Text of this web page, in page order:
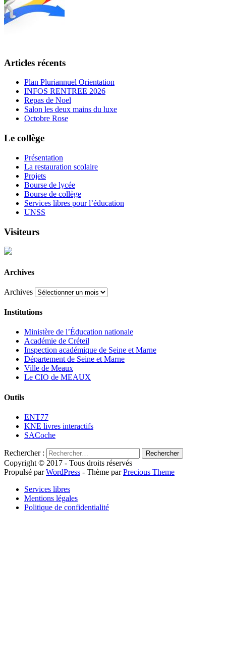
Articles récents
Plan Pluriannuel Orientation
INFOS RENTREE 2026
Repas de Noel
Salon les deux mains du luxe
Octobre Rose
Le collège
Présentation
La restauration scolaire
Projets
Bourse de lycée
Bourse de collège
Services libres pour l’éducation
UNSS
Visiteurs
Archives
Archives
Institutions
Ministère de l’Éducation nationale
Académie de Créteil
Inspection académique de Seine et Marne
Département de Seine et Marne
Ville de Meaux
Le CIO de MEAUX
Outils
ENT77
KNE livres interactifs
SACoche
Rechercher :
Copyright © 2017 - Tous droits réservés
Propulsé parWordPress - Thème parPrecious Theme
Services libres
Mentions légales
Politique de confidentialité